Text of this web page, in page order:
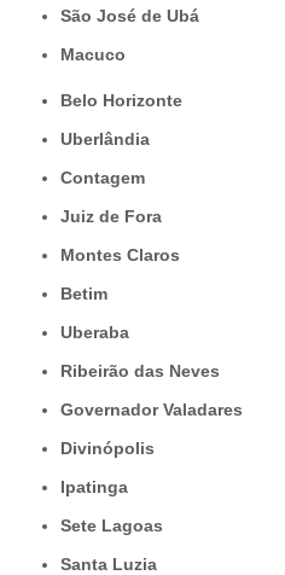
São José de Ubá
Macuco
Belo Horizonte
Uberlândia
Contagem
Juiz de Fora
Montes Claros
Betim
Uberaba
Ribeirão das Neves
Governador Valadares
Divinópolis
Ipatinga
Sete Lagoas
Santa Luzia